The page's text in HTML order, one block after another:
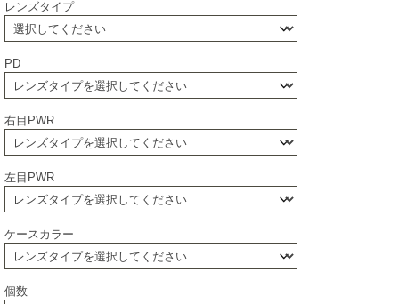
レンズタイプ
PD
右目PWR
左目PWR
ケースカラー
個数